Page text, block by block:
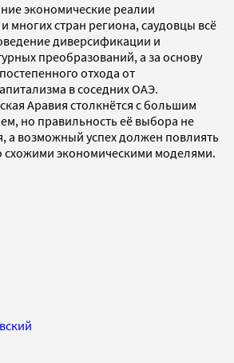
экономические реалии
многих стран региона, саудовцы всё
диверсификации и
преобразований, а за основу
отхода от
в соседних ОАЭ.
Аравия столкнётся с большим
но правильность её выбора не
а возможный успех должен повлиять
схожими экономическими моделями.